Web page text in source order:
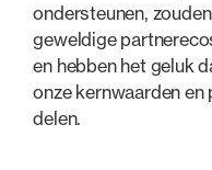
ondersteunen,
geweldige
en hebben het geluk
onze kernwaarden en
delen.